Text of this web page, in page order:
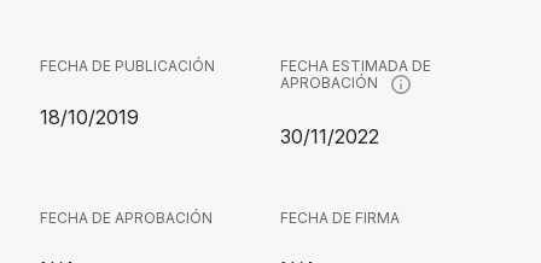
FECHA DE PUBLICACIÓN
18/10/2019
FECHA ESTIMADA DE
APROBACIÓN
30/11/2022
FECHA DE APROBACIÓN FECHA DE FIRMA